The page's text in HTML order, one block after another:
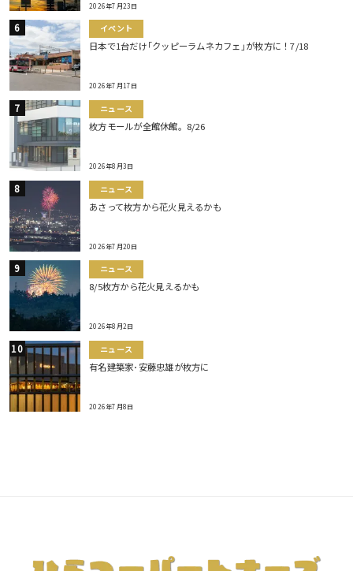
2026年7月23日
イベント
日本で1台だけ｢クッピーラムネカフェ｣が枚方に！7/18
2026年7月17日
ニュース
枚方モールが全館休館。8/26
2026年8月3日
ニュース
あさって枚方から花火見えるかも
2026年7月20日
ニュース
8/5枚方から花火見えるかも
2026年8月2日
ニュース
有名建築家･安藤忠雄が枚方に
2026年7月8日